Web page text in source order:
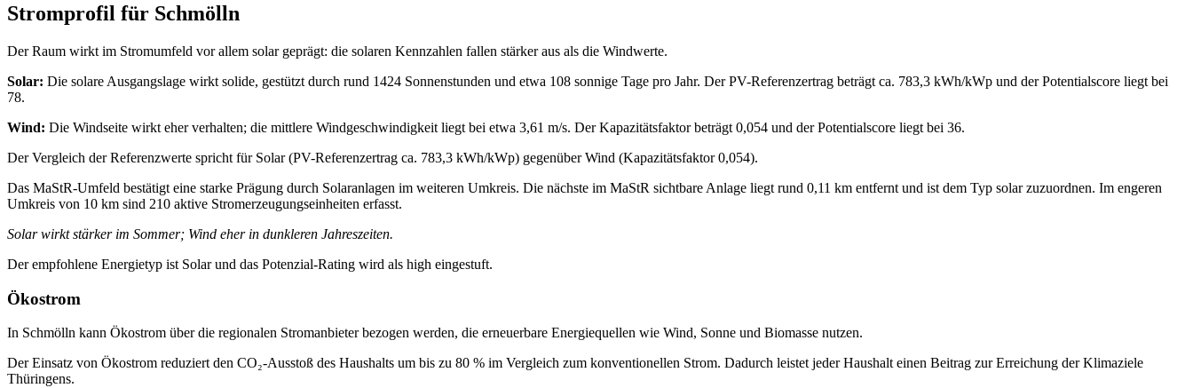
Stromprofil für Schmölln
Der Raum wirkt im Stromumfeld vor allem solar geprägt: die solaren Kennzahlen fallen stärker aus als die Windwerte.
Solar: Die solare Ausgangslage wirkt solide, gestützt durch rund 1424 Sonnenstunden und etwa 108 sonnige Tage pro Jahr. Der PV-Referenzertrag beträgt ca. 783,3 kWh/kWp und der Potentialscore liegt bei
78.
Wind: Die Windseite wirkt eher verhalten; die mittlere Windgeschwindigkeit liegt bei etwa 3,61 m/s. Der Kapazitätsfaktor beträgt 0,054 und der Potentialscore liegt bei 36.
Der Vergleich der Referenzwerte spricht für Solar (PV-Referenzertrag ca. 783,3 kWh/kWp) gegenüber Wind (Kapazitätsfaktor 0,054).
Das MaStR‑Umfeld bestätigt eine starke Prägung durch Solaranlagen im weiteren Umkreis. Die nächste im MaStR sichtbare Anlage liegt rund 0,11 km entfernt und ist dem Typ solar zuzuordnen. Im engeren
Umkreis von 10 km sind 210 aktive Stromerzeugungseinheiten erfasst.
Solar wirkt stärker im Sommer; Wind eher in dunkleren Jahreszeiten.
Der empfohlene Energietyp ist Solar und das Potenzial‑Rating wird als high eingestuft.
Ökostrom
In Schmölln kann Ökostrom über die regionalen Stromanbieter bezogen werden, die erneuerbare Energiequellen wie Wind, Sonne und Biomasse nutzen.
Der Einsatz von Ökostrom reduziert den CO₂-Ausstoß des Haushalts um bis zu 80 % im Vergleich zum konventionellen Strom. Dadurch leistet jeder Haushalt einen Beitrag zur Erreichung der Klimaziele
Thüringens.